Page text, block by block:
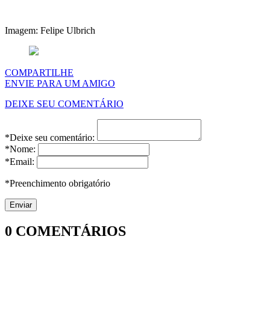
Imagem: Felipe Ulbrich
COMPARTILHE
ENVIE PARA UM AMIGO
DEIXE SEU COMENTÁRIO
*Deixe seu comentário:
*Nome:
*Email:
*Preenchimento obrigatório
0 COMENTÁRIOS